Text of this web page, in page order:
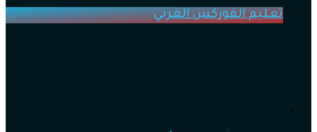
تعليم الفوركس العربي